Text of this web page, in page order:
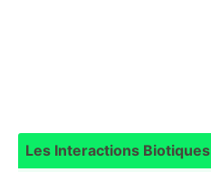
Les Intera­ctions Biotiques